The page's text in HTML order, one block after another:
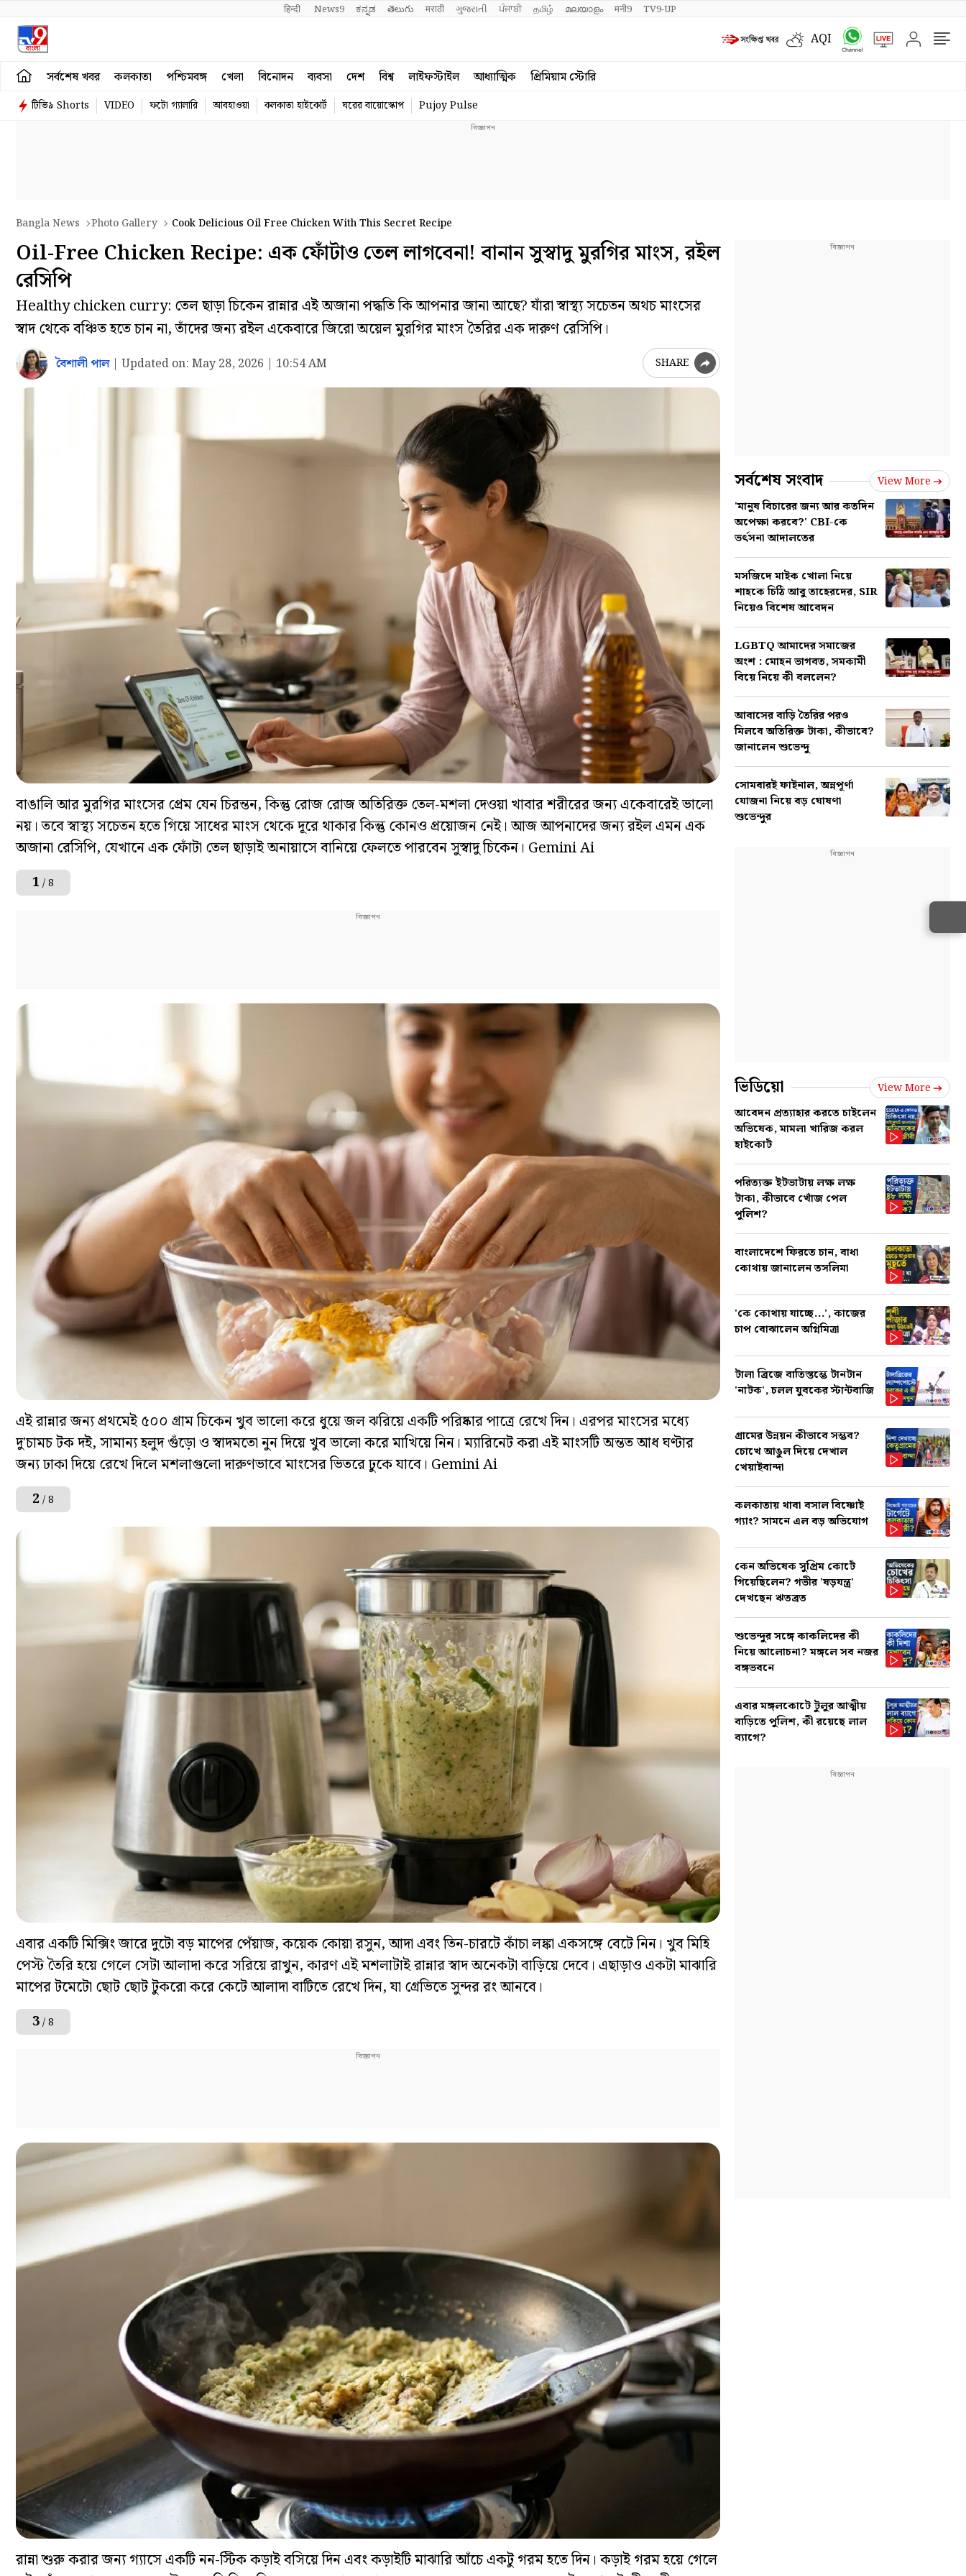
हिन्दी News9 ಕನ್ನಡ తెలుగు मराठी ગુજરાતી ਪੰਜਾਬੀ தமிழ் മലയാളം मनी9 TV9-UP
AQI
সর্বশেষ খবর কলকাতা পশ্চিমবঙ্গ খেলা বিনোদন ব্যবসা দেশ বিশ্ব লাইফস্টাইল আধ্যাত্মিক প্রিমিয়াম স্টোরি
টিভি৯ Shorts VIDEO ফটো গ্যালারি আবহাওয়া কলকাতা হাইকোর্ট ঘরের বায়োস্কোপ Pujoy Pulse
Bangla News Photo Gallery Cook Delicious Oil Free Chicken With This Secret Recipe
Oil-Free Chicken Recipe: এক ফোঁটাও তেল লাগবেনা! বানান সুস্বাদু মুরগির মাংস, রইল
রেসিপি
Healthy chicken curry: তেল ছাড়া চিকেন রান্নার এই অজানা পদ্ধতি কি আপনার জানা আছে? যাঁরা স্বাস্থ্য সচেতন অথচ মাংসের
স্বাদ থেকে বঞ্চিত হতে চান না, তাঁদের জন্য রইল একেবারে জিরো অয়েল মুরগির মাংস তৈরির এক দারুণ রেসিপি।
বৈশালী পাল| Updated on: May 28, 2026 | 10:54 AM SHARE
বাঙালি আর মুরগির মাংসের প্রেম যেন চিরন্তন, কিন্তু রোজ রোজ অতিরিক্ত তেল-মশলা দেওয়া খাবার শরীরের জন্য একেবারেই ভালো
নয়। তবে স্বাস্থ্য সচেতন হতে গিয়ে সাধের মাংস থেকে দূরে থাকার কিন্তু কোনও প্রয়োজন নেই। আজ আপনাদের জন্য রইল এমন এক
অজানা রেসিপি, যেখানে এক ফোঁটা তেল ছাড়াই অনায়াসে বানিয়ে ফেলতে পারবেন সুস্বাদু চিকেন। Gemini Ai
1/ 8
এই রান্নার জন্য প্রথমেই ৫০০ গ্রাম চিকেন খুব ভালো করে ধুয়ে জল ঝরিয়ে একটি পরিষ্কার পাত্রে রেখে দিন। এরপর মাংসের মধ্যে
দু'চামচ টক দই, সামান্য হলুদ গুঁড়ো ও স্বাদমতো নুন দিয়ে খুব ভালো করে মাখিয়ে নিন। ম্যারিনেট করা এই মাংসটি অন্তত আধ ঘণ্টার
জন্য ঢাকা দিয়ে রেখে দিলে মশলাগুলো দারুণভাবে মাংসের ভিতরে ঢুকে যাবে। Gemini Ai
2 / 8
এবার একটি মিক্সিং জারে দুটো বড় মাপের পেঁয়াজ, কয়েক কোয়া রসুন, আদা এবং তিন-চারটে কাঁচা লঙ্কা একসঙ্গে বেটে নিন। খুব মিহি
পেস্ট তৈরি হয়ে গেলে সেটা আলাদা করে সরিয়ে রাখুন, কারণ এই মশলাটাই রান্নার স্বাদ অনেকটা বাড়িয়ে দেবে। এছাড়াও একটা মাঝারি
মাপের টমেটো ছোট ছোট টুকরো করে কেটে আলাদা বাটিতে রেখে দিন, যা গ্রেভিতে সুন্দর রং আনবে।
3/ 8
রান্না শুরু করার জন্য গ্যাসে একটি নন-স্টিক কড়াই বসিয়ে দিন এবং কড়াইটি মাঝারি আঁচে একটু গরম হতে দিন। কড়াই গরম হয়ে গেলে
সর্বশেষ সংবাদ View More
'মানুষ বিচারের জন্য আর কতদিন
অপেক্ষা করবে?' CBI-কে
ভর্ৎসনা আদালতের
মসজিদে মাইক খোলা নিয়ে
শাহকে চিঠি আবু তাহেরদের, SIR
নিয়েও বিশেষ আবেদন
LGBTQ আমাদের সমাজের
অংশ : মোহন ভাগবত, সমকামী
বিয়ে নিয়ে কী বললেন?
আবাসের বাড়ি তৈরির পরও
মিলবে অতিরিক্ত টাকা, কীভাবে?
জানালেন শুভেন্দু
সোমবারই ফাইনাল, অন্নপূর্ণা
যোজনা নিয়ে বড় ঘোষণা
শুভেন্দুর
ভিডিয়ো View More
আবেদন প্রত্যাহার করতে চাইলেন
অভিষেক, মামলা খারিজ করল
হাইকোর্ট
পরিত্যক্ত ইটভাটায় লক্ষ লক্ষ
টাকা, কীভাবে খোঁজ পেল
পুলিশ?
বাংলাদেশে ফিরতে চান, বাধা
কোথায় জানালেন তসলিমা
'কে কোথায় যাচ্ছে...', কাজের
চাপ বোঝালেন অগ্নিমিত্রা
টালা ব্রিজে বাতিস্তম্ভে টানটান
'নাটক', চলল যুবকের স্টান্টবাজি
গ্রামের উন্নয়ন কীভাবে সম্ভব?
চোখে আঙুল দিয়ে দেখাল
খেয়াইবান্দা
কলকাতায় থাবা বসাল বিষ্ণোই
গ্যাং? সামনে এল বড় অভিযোগ
কেন অভিষেক সুপ্রিম কোর্টে
গিয়েছিলেন? গভীর 'ষড়যন্ত্র'
দেখছেন ঋতব্রত
শুভেন্দুর সঙ্গে কাকলিদের কী
নিয়ে আলোচনা? মঙ্গলে সব নজর
বঙ্গভবনে
এবার মঙ্গলকোটে টুলুর আত্মীয়
বাড়িতে পুলিশ, কী রয়েছে লাল
ব্যাগে?